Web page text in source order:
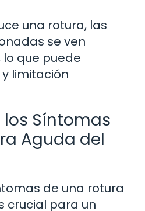
una rotura, las
se ven
que puede
limitación
los Síntomas
Aguda del
de una rotura
crucial para un